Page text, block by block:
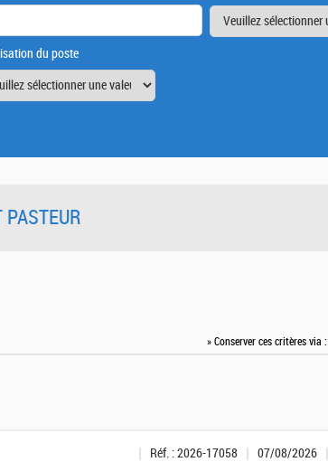
du poste
» Conserver ces critères via :
Réf. : 2026-17058 07/08/2026